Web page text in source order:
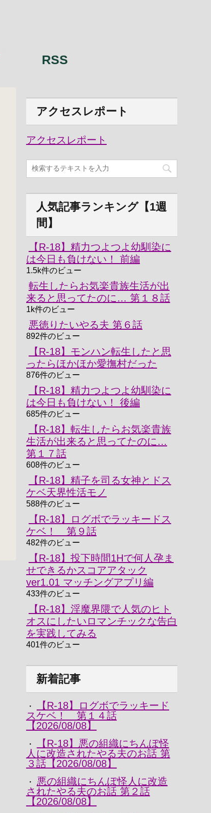
RSS
アクセスレポート
アクセスレポート
人気記事ランキング【1週
間】
【R-18】精力つよつよ幼馴染に
は今日も負けない！ 前編
1.5k件のビュー
転生したらお気楽貴族生活が出
来ると思ってたのに… 第１８話
1k件のビュー
悪徳りたいやる夫 第６話
892件のビュー
【R-18】モンハン転生したと思
ったらほかほか愛撫村だった
876件のビュー
【R-18】精力つよつよ幼馴染に
は今日も負けない！ 後編
685件のビュー
【R-18】転生したらお気楽貴族
生活が出来ると思ってたのに…
第１７話
608件のビュー
【R-18】精子を司る女神とドス
ケベ天界性活モノ
588件のビュー
【R-18】ログボでラッキードス
ケベ！ 第９話
482件のビュー
【R-18】投下時間1Hで何人孕ま
せできるかスコアアタック
ver1.01 マッチングアプリ編
433件のビュー
【R-18】淫魔界隈で人気のヒト
オスにしたいロマンチックな告白
を実践してみる
401件のビュー
新着記事
・
【R-18】ログボでラッキード
スケベ！ 第１４話
【2026/08/08】
・
【R-18】悪の組織にちんぽ怪
人に改造されたやる夫のお話 第
３話【2026/08/08】
・
悪の組織にちんぽ怪人に改造
されたやる夫のお話 第２話
【2026/08/08】